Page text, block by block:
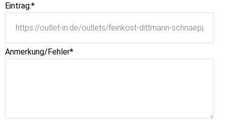
Eintrag:*
Anmerkung/Fehler*